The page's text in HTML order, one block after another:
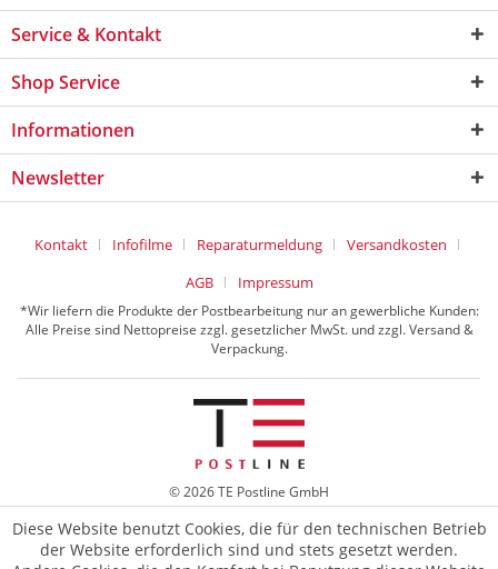
Service & Kontakt
Shop Service
Informationen
Newsletter
Kontakt Infofilme Reparaturmeldung
Versandkosten
AGB
Impressum
*Wir liefern die Produkte der Postbearbeitung nur an gewerbliche Kunden:
Alle Preise sind Nettopreise zzgl. gesetzlicher MwSt. und zzgl. Versand &
Verpackung.
© 2026 TE Postline GmbH
Diese Website benutzt Cookies, die für den technischen Betrieb
der Website erforderlich sind und stets gesetzt werden.